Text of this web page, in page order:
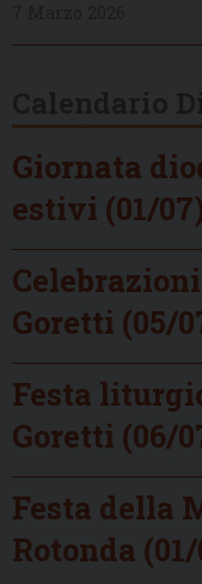
Giornata
estivi (01/07)
Goretti (05/
Festa
Goretti (06/
Festa della
Rotonda